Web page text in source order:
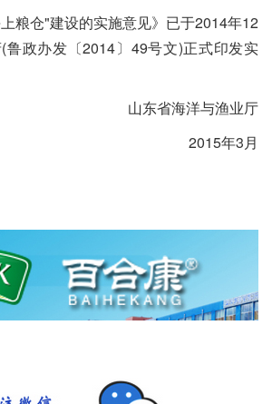
上粮仓"建设的实施意见》已于2014年12
鲁政办发〔2014〕49号文)正式印发实
山东省海洋与渔业厅
2015年3月